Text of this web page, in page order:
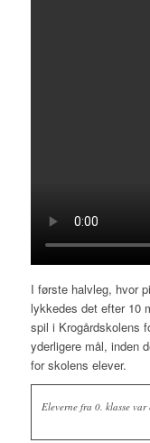
I første halvleg, hvor
lykkedes det efter 10
spil i Krogårdskolens
yderligere mål, inden
for skolens elever.
Eleverne fra 0. klasse